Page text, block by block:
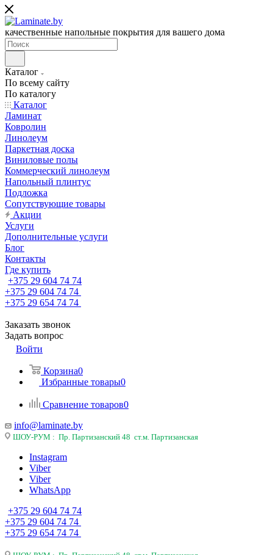
качественные напольные покрытия для вашего дома
Каталог
По всему сайту
По каталогу
Каталог
Ламинат
Ковролин
Линолеум
Паркетная доска
Виниловые полы
Коммерческий линолеум
Напольный плинтус
Подложка
Сопутствующие товары
Акции
Услуги
Дополнительные услуги
Блог
Контакты
Где купить
+375 29 604 74 74
+375 29 604 74 74
+375 29 654 74 74
Заказать звонок
Задать вопрос
Войти
Корзина0
Избранные товары0
Сравнение товаров0
info@laminate.by
ШОУ-РУМ : Пр. Партизанский 48 ст.м. Партизанская
Instagram
Viber
Viber
WhatsApp
+375 29 604 74 74
+375 29 604 74 74
+375 29 654 74 74